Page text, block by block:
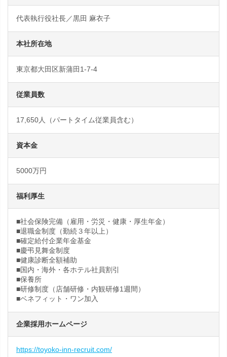
代表執行役社長／黒田 麻衣子
本社所在地
東京都大田区新蒲田1-7-4
従業員数
17,650人（パートタイム従業員含む）
資本金
5000万円
福利厚生
■社会保険完備（雇用・労災・健康・厚生年金）
■退職金制度（勤続３年以上）
■確定給付企業年金基金
■慶弔見舞金制度
■健康診断全額補助
■国内・海外・各ホテル社員割引
■保養所
■研修制度（店舗研修・内観研修1週間）
■ベネフィット・ワン加入
企業採用ホームページ
https://toyoko-inn-recruit.com/